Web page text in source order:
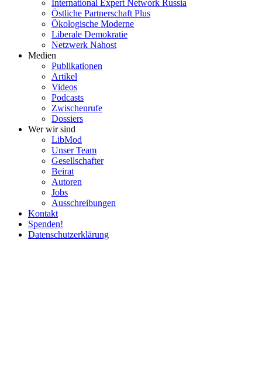
Inter­na­tional Expert Network Russia
Östliche Partner­schaft Plus
Ökolo­gische Moderne
Liberale Demokratie
Netzwerk Nahost
Medien
Publi­ka­tionen
Artikel
Videos
Podcasts
Zwischenrufe
Dossiers
Wer wir sind
LibMod
Unser Team
Gesell­schafter
Beirat
Autoren
Jobs
Ausschrei­bungen
Kontakt
Spenden!
Daten­schutz­er­klärung